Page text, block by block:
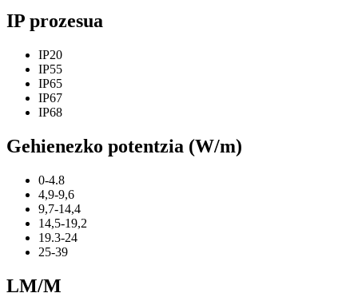
IP prozesua
IP20
IP55
IP65
IP67
IP68
Gehienezko potentzia (W/m)
0-4.8
4,9-9,6
9,7-14,4
14,5-19,2
19.3-24
25-39
LM/M